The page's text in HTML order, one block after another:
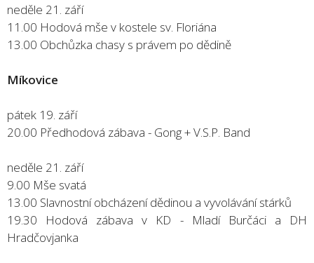
neděle 21. září
11.00 Hodová mše v kostele sv. Floriána
13.00 Obchůzka chasy s právem po dědině
Míkovice
pátek 19. září
20.00 Předhodová zábava - Gong + V.S.P. Band
neděle 21. září
9.00 Mše svatá
13.00 Slavnostní obcházení dědinou a vyvolávání stárků
19.30 Hodová zábava v KD - Mladí Burčáci a DH
Hradčovjanka